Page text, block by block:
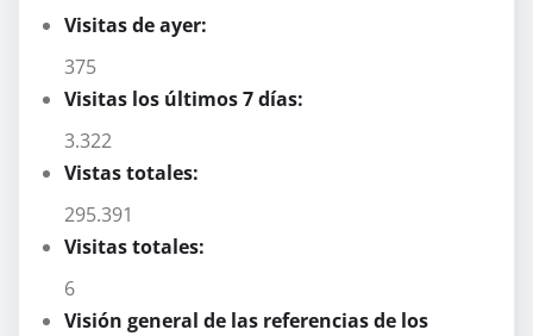
Visitas de ayer:
375
Visitas los últimos 7 días:
3.322
Vistas totales:
295.391
Visitas totales:
6
Visión general de las referencias de los